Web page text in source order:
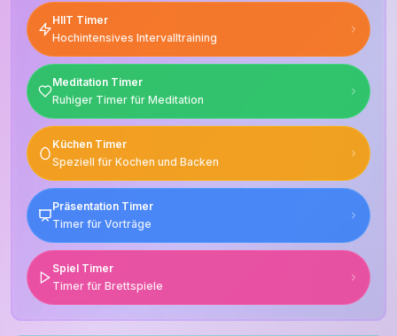
HIIT Timer
Hochintensives Intervalltraining
Meditation Timer
Ruhiger Timer für Meditation
Küchen Timer
Speziell für Kochen und Backen
Präsentation Timer
Timer für Vorträge
Spiel Timer
Timer für Brettspiele